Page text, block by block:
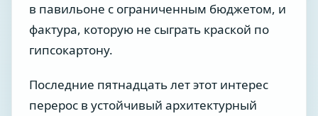
в павильоне с ограниченным бюджетом, и
фактура, которую не сыграть краской по
гипсокартону.
Последние пятнадцать лет этот интерес
перерос в устойчивый архитектурный